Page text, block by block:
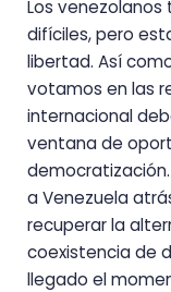
Los
difíciles, pero
libertad. Así
votamos en las
internacional
ventana de
a Venezuela
recuperar la
coexistencia de
llegado el